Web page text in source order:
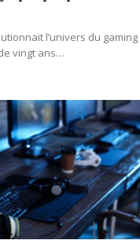
l’univers du gaming
vingt ans…